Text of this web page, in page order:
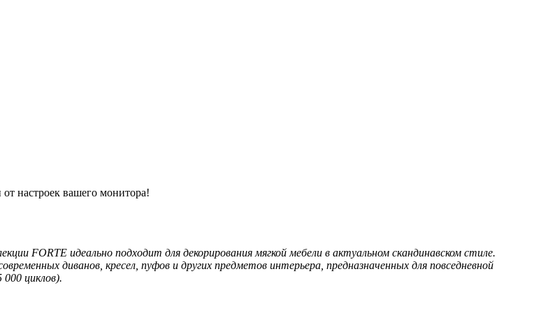
настроек вашего монитора!
FORTE идеально подходит для декорирования мягкой мебели в актуальном скандинавском стиле.
диванов, кресел, пуфов и других предметов интерьера, предназначенных для повседневной
циклов).